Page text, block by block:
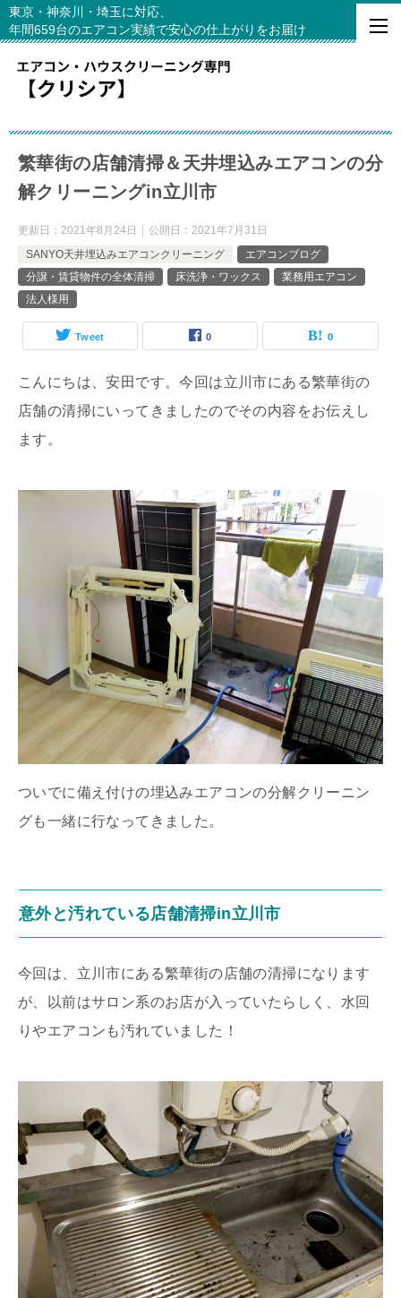
東京・神奈川・埼玉に対応、
年間659台のエアコン実績で安心の仕上がりをお届け
繁華街の店舗清掃＆天井埋込みエアコンの分
解クリーニングin立川市
更新日： 2021年8月24日 公開日： 2021年7月31日
SANYO天井埋込みエアコンクリーニング
エアコンブログ
分譲・賃貸物件の全体清掃
床洗浄・ワックス
業務用エアコン
法人様用
Tweet 0 0
こんにちは、安田です。今回は立川市にある繁華街の
店舗の清掃にいってきましたのでその内容をお伝えし
ます。
ついでに備え付けの埋込みエアコンの分解クリーニン
グも一緒に行なってきました。
意外と汚れている店舗清掃in立川市
今回は、立川市にある繁華街の店舗の清掃になります
が、以前はサロン系のお店が入っていたらしく、水回
りやエアコンも汚れていました！